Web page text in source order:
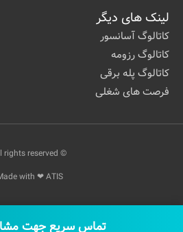
لینک های دیگر
کاتالوگ آسانسور
کاتالوگ رزومه
کاتالوگ پله برقی
فرصت های شغلی
© All rights reserved
with ❤ ATIS
تماس سریع جهت